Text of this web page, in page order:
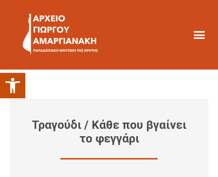
Ανοίξτε τη γραμμή εργαλείων
Τραγούδι / Κάθε που βγαίνει
το φεγγάρι